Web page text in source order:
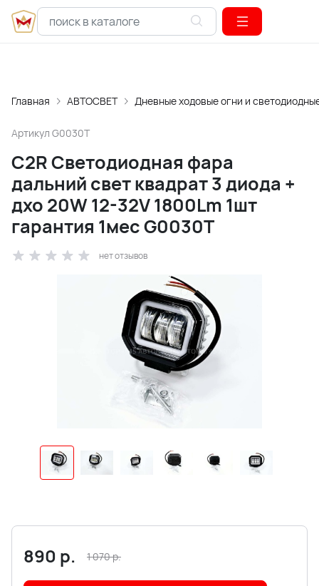
Главная АВТОСВЕТ Дневные ходовые огни и
Артикул G0030T
C2R Светодиодная фара
дальний свет квадрат 3 диода +
дхо 20W 12-32V 1800Lm 1шт
гарантия 1мес G0030T
нет отзывов
890 р. 1 070р.